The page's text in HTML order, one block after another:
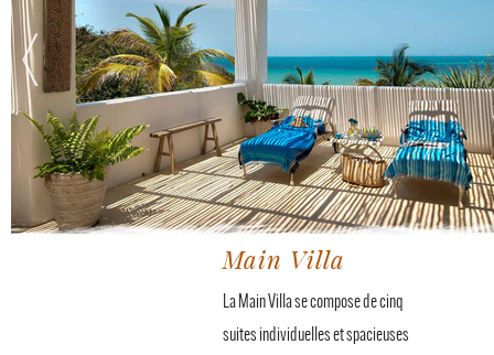
Main Villa
La Main Villa se compose de cinq
suites individuelles et spacieuses